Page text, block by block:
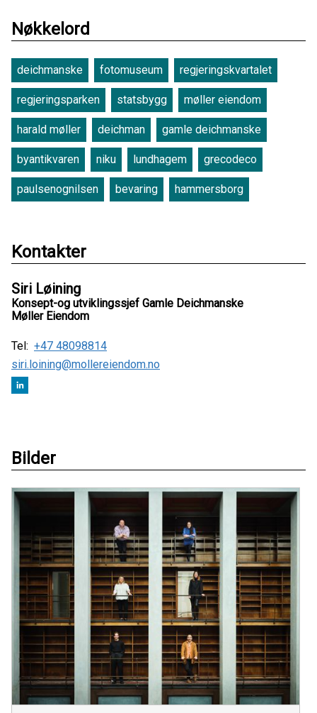
Nøkkelord
deichmanske fotomuseum regjeringskvartalet
regjeringsparken statsbygg møller eiendom
harald møller deichman gamle deichmanske
byantikvaren niku lundhagem grecodeco
paulsenognilsen bevaring hammersborg
Kontakter
Siri Løining
Konsept-og utviklingssjef Gamle Deichmanske
Møller Eiendom
Tel: +47 48098814
siri.loining@mollereiendom.no
Bilder